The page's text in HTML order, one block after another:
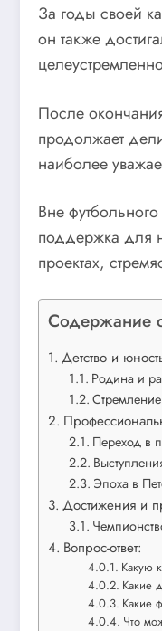
За годы своей
он также
После
продолжает
наиболее
Вне
поддержка для
проектах,
Содержание
Детство и
Родина и
Переход в
Эпоха в
Достижения и
Вопрос-ответ:
Какую
Какие
Какие
Что